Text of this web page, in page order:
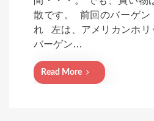
d
n
散です。 前回のバーゲ
れ 左は、アメリカンホリ
バーゲン…
Read More